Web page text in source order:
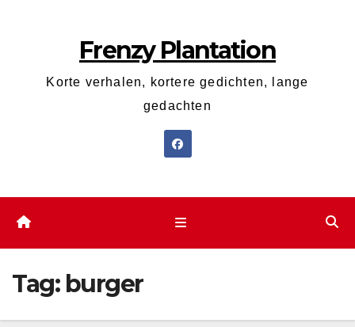
Frenzy Plantation
Korte verhalen, kortere gedichten, lange
gedachten
Tag: burger